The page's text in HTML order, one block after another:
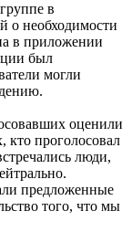
в
о необходимости
в приложении
был
могли
оценили
кто проголосовал
люди,
предложенные
того, что мы